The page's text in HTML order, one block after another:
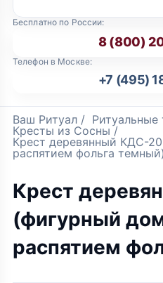
Бесплатно по России:
8 (800)
Телефон в Москве:
+7 (495)
Ваш Ритуал / Ритуальные
Кресты из Сосны /
Крест деревянный КДС-
распятием фольга темный)
Крест
(фигурный
распятием